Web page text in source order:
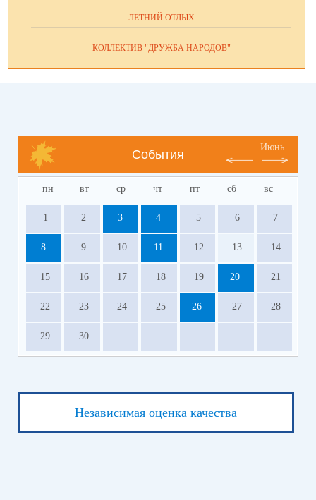
ЛЕТНИЙ ОТДЫХ
КОЛЛЕКТИВ "ДРУЖБА НАРОДОВ"
События
Июнь
пн вт ср чт пт сб вс
1 2 3 4 5 6 7
8 9 10 11 12 13 14
15 16 17 18 19 20 21
22 23 24 25 26 27 28
29 30
Независимая оценка качества